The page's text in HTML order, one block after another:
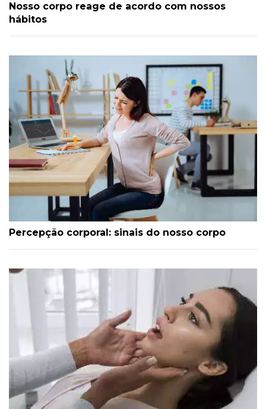
Nosso corpo reage de acordo com nossos
hábitos
Percepção corporal: sinais do nosso corpo